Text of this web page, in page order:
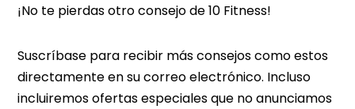
¡No te pierdas otro consejo de 10 Fitness!
Suscríbase para recibir más consejos como estos
directamente en su correo electrónico. Incluso
incluiremos ofertas especiales que no anunciamos